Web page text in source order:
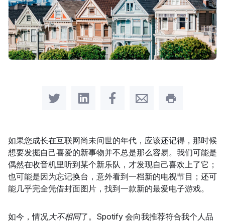
Share on TwitterShare on LinkedIn
Share on Facebook
Share by Email
Print this
如果您成长在互联网尚未问世的年代，应该还记得，那时候
想要发掘自己喜爱的新事物并不总是那么容易。我们可能是
偶然在收音机里听到某个新乐队，才发现自己喜欢上了它；
也可能是因为忘记换台，意外看到一档新的电视节目；还可
能几乎完全凭借封面图片，找到一款新的最爱电子游戏。
如今，情况大不相同了。Spotify 会向我推荐符合我个人品